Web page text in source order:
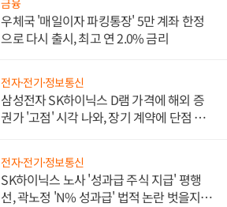
금융
우체국 '매일이자 파킹통장' 5만 계좌 한정
으로 다시 출시, 최고 연 2.0% 금리
전자·전기·정보통신
삼성전자 SK하이닉스 D램 가격에 해외 증
권가 '고점' 시각 나와, 장기 계약에 단점 부
전자·전기·정보통신
SK하이닉스 노사 '성과급 주식 지급' 평행
선, 곽노정 'N% 성과급' 법적 논란 벗을지 주